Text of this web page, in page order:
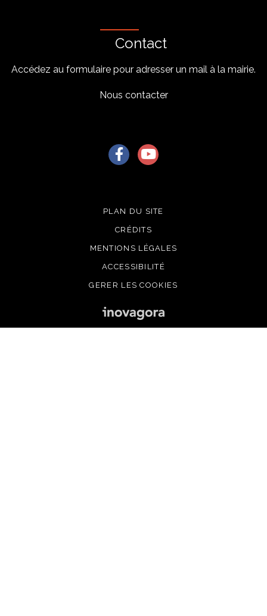
Contact
Accédez au formulaire pour adresser un mail à la mairie.
Nous contacter
Lien vers le compte Facebook
Lien vers la chaîne
PLAN DU SITE
CRÉDITS
MENTIONS LÉGALES
ACCESSIBILITÉ
GERER LES COOKIES